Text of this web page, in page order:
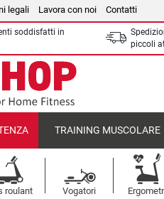
legali Lavora con noi Contatti
soddisfatti in
piccoli
TRAINING MUSCOLARE
roulant Vogatori